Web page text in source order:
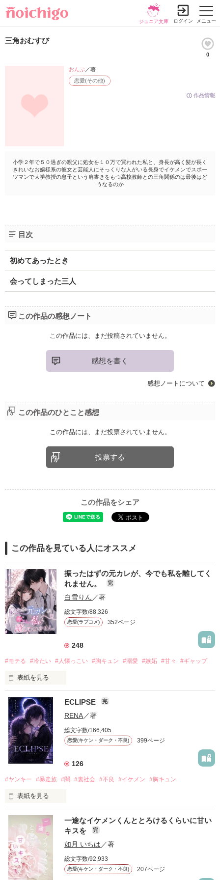
メニュー
ジュニア文庫 ログイン
三角おむすび
0
作品情報
恋愛(その他)
おんぶ／著
小学２年で５０過ぎの親父に処女を１０万で買われた私と、身長が高く髪が長く
きれいなお嬢様系の彼女と芸能人にそっくりな人がいる長身でイケメンでスポー
ツマンで大学教授の息子という肩書きをもつ高校教師との三角関係のは最後はど
うなるのか
目次
初めてあったとき
会ってしまった三人
この作品の感想ノート
この作品には、まだ投稿されていません。
感想を書く
感想ノートについて
この作品のひとこと感想
この作品には、まだ投票されていません。
投票する
この作品をシェア
この作品を見ている人にオススメ
振ったはずの元カレが、今でも私を離してく
れません。
完
白雪りん ／著
総文字数/88,326
恋愛(ラブコメ) 352ページ
248
#モテる #冷たい #人懐っこい #胸キュン #溺愛 #嫉妬 #甘々 #ギャップ
表紙を見る
「好きだったから、別れを選んだ。」
モテる人を好きになるのが怖かった。
だから私は、中学時代に大好きだった彼を自分から振った。
もう会うことはないと思っていたのに、
高校生になって再会した彼は、隣の学校で”王子様”と呼ばれる
他の女の子には冷たいのに
私にだけ昔と変わらない笑顔を向けてくる。
「澪ちゃん。」
それは止まっていた恋が再び動き始める合図──。
ECLIPSE 完
RENA／著
総文字数/166,405
恋愛(キケン・ダーク・不良) 399ページ
126
#ヤンキー #暴走族 #闇 #裏社会 #不良 #イケメン #胸キュン
表紙を見る
表紙画像はAIです
作品を読む
一途なイケメンくんととろけるくらいに甘い
キスを
完
如月 いちは ／著
総文字数/92,933
恋愛(キケン・ダーク・不良) 207ページ